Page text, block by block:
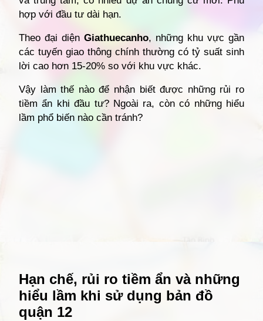
hợp với đầu tư dài hạn.
Theo đại diện Giathuecanho, những khu vực gần
các tuyến giao thông chính thường có tỷ suất sinh
lời cao hơn 15-20% so với khu vực khác.
Vậy làm thế nào để nhận biết được những rủi ro
tiềm ẩn khi đầu tư? Ngoài ra, còn có những hiểu
lầm phổ biến nào cần tránh?
Hạn chế, rủi ro tiềm ẩn và những
hiểu lầm khi sử dụng bản đồ
quận 12